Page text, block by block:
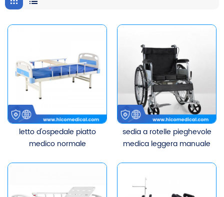
letto d'ospedale piatto
medico normale
sedia a rotelle pieghevole
medica leggera manuale